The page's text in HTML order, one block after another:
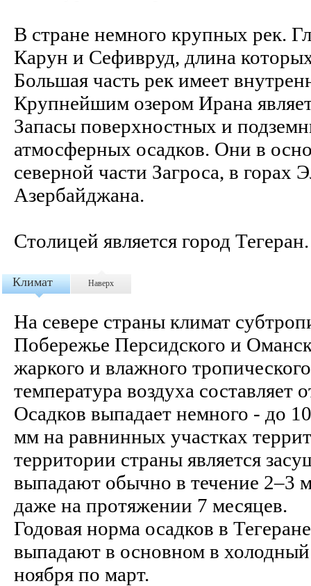
В стране немного крупных рек.
Карун и Сефивруд, длина
Большая часть рек имеет
Крупнейшим озером Ирана
Запасы поверхностных и
атмосферных осадков. Они в
северной части Загроса, в горах
Азербайджана.
Столицей является город Тегеран.
Климат Наверх
На севере страны климат
Побережье Персидского и
жаркого и влажного
температура воздуха
Осадков выпадает немного - до
мм на равнинных участках
территории страны является
выпадают обычно в течение 2–3
даже на протяжении 7 месяцев.
Годовая норма осадков в
выпадают в основном в
ноября по март.